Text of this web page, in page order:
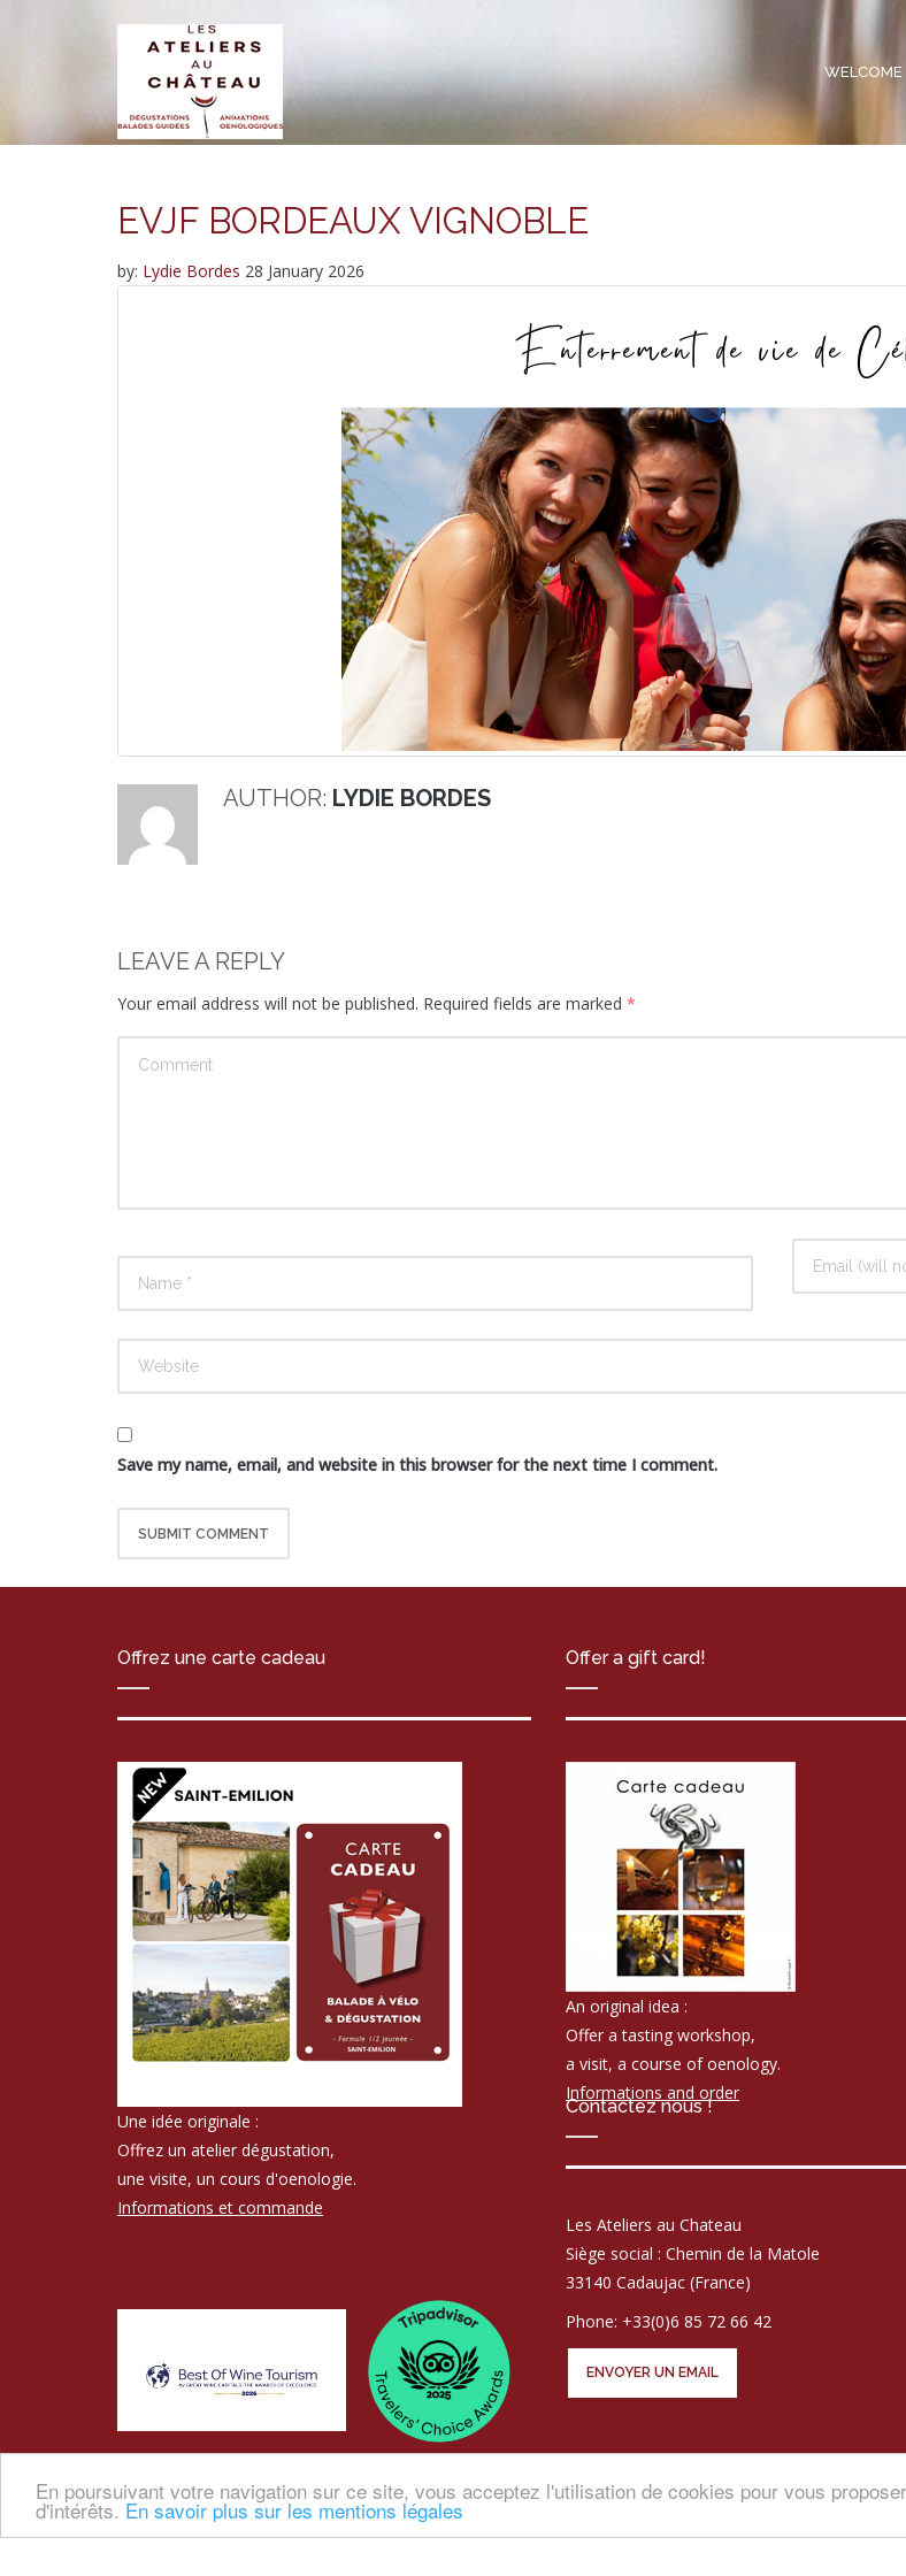
En poursuivant votre navigation sur ce site, vous acceptez l'utilisation de cookies pour vous
d'intérêts. En savoir plus sur les mentions légales
WELCOME
EVJF BORDEAUX VIGNOBLE
by: Lydie Bordes 28 January 2026
AUTHOR: LYDIE BORDES
LEAVE A REPLY
Your email address will not be published. Required fields are marked *
Save my name, email, and website in this browser for the next time I comment.
Offrez une carte cadeau
Une idée originale :
Offrez un atelier dégustation,
une visite, un cours d'oenologie.
Informations et commande
Offer a gift card!
An original idea :
Offer a tasting workshop,
a visit, a course of oenology.
Informations and order
Contactez nous !
Les Ateliers au Chateau
Siège social : Chemin de la Matole
33140 Cadaujac (France)
Phone: +33(0)6 85 72 66 42
ENVOYER UN EMAIL